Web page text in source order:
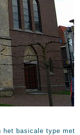
het basicale type met